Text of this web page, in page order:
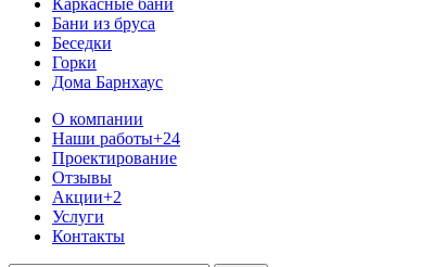
Каркасные бани
Бани из бруса
Беседки
Горки
Дома Барнхаус
О компании
Наши работы+24
Проектирование
Отзывы
Акции+2
Услуги
Контакты